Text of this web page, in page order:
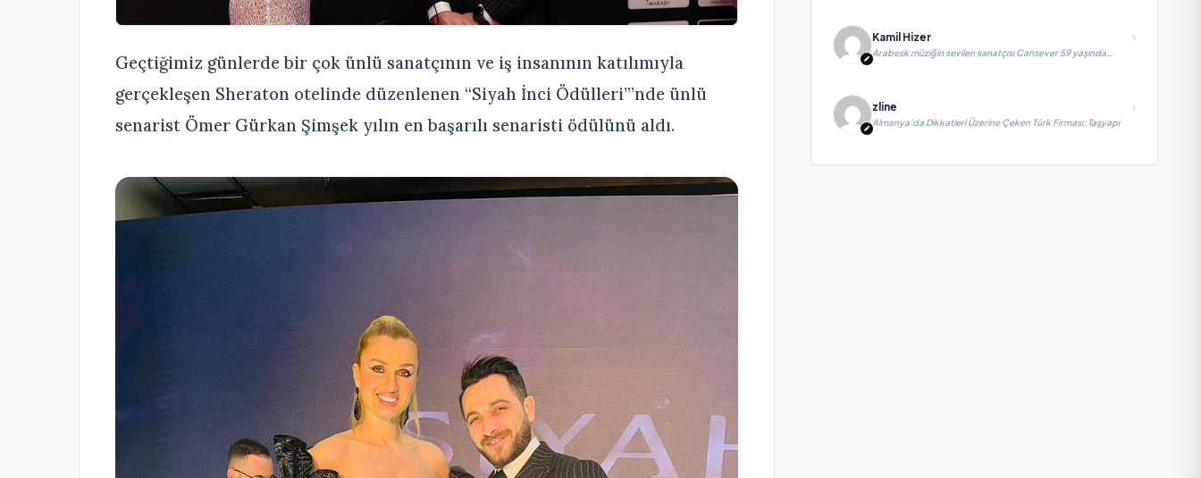
Geçtiğimiz günlerde bir çok ünlü sanatçının ve iş insanının katılımıyla
gerçekleşen Sheraton otelinde düzenlenen “Siyah İnci Ödülleri”’nde ünlü
senarist Ömer Gürkan Şimşek yılın en başarılı senaristi ödülünü aldı.
Kamil Hizer
Arabesk müziğin sevilen sanatçısı Cansever 59 yaşında
yaşamını yitirdi
zline
Almanya’da Dikkatleri Üzerine Çeken Türk Firması: Taşyapı